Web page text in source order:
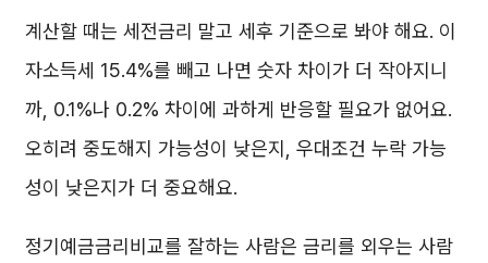
계산할 때는 세전금리 말고 세후 기준으로 봐야 해요. 이
자소득세 15.4%를 빼고 나면 숫자 차이가 더 작아지니
까, 0.1%나 0.2% 차이에 과하게 반응할 필요가 없어요.
오히려 중도해지 가능성이 낮은지, 우대조건 누락 가능
성이 낮은지가 더 중요해요.
정기예금금리비교를 잘하는 사람은 금리를 외우는 사람